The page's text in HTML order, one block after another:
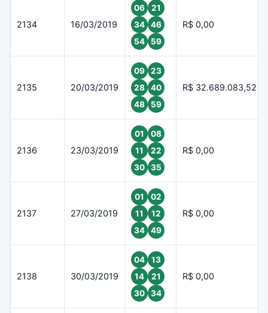
2134 16/03/2019
06
21
34
46
54
59
R$ 0,00
2135 20/03/2019
09
23
28
40
48
59
R$ 32.689.083,52
2136 23/03/2019
01
08
11
22
30
35
R$ 0,00
2137 27/03/2019
01
02
11
12
34
49
R$ 0,00
2138 30/03/2019
04
13
14
21
30
34
R$ 0,00